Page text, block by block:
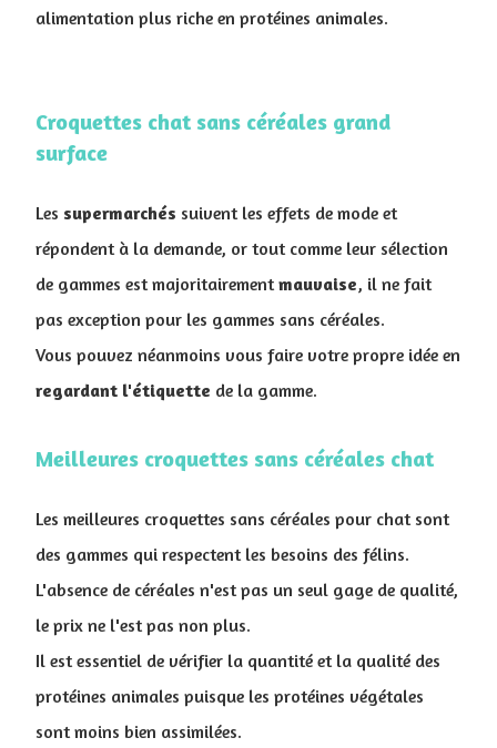
alimentation plus riche en protéines animales.
Croquettes chat sans céréales grand
surface
Les supermarchés suivent les effets de mode et
répondent à la demande, or tout comme leur sélection
de gammes est majoritairementmauvaise, il ne fait
pas exception pour les gammes sans céréales.
Vous pouvez néanmoins vous faire votre propre idée en
regardant l'étiquette de la gamme.
Meilleures croquettes sans céréales chat
Les meilleures croquettes sans céréales pour chat sont
des gammes qui respectent les besoins des félins.
L'absence de céréales n'est pas un seul gage de qualité,
le prix ne l'est pas non plus.
Il est essentiel de vérifier la quantité et la qualité des
protéines animales puisque les protéines végétales
sont moins bien assimilées.